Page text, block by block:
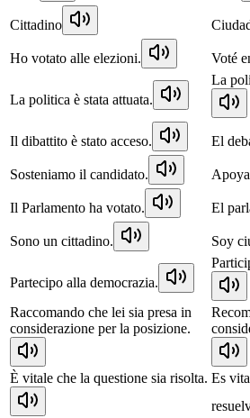
Cittadino
Ho votato alle elezioni. Voté
La politica è stata attuata.
La
Il dibattito è stato acceso. El
Sosteniamo il candidato.
Il Parlamento ha votato. El
Sono un cittadino. Soy
Partecipo alla democrazia.
Raccomando che lei sia presa in
considerazione per la posizione.
È vitale che la questione sia risolta. Es